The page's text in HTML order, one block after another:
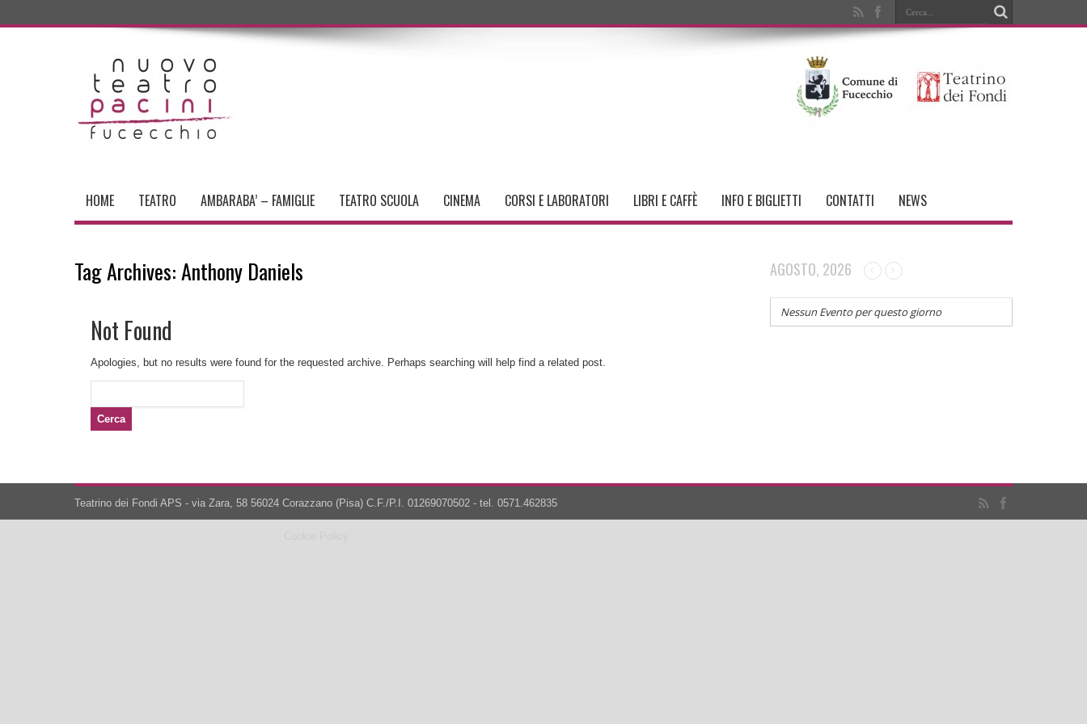
HOME TEATRO AMBARABA’ – FAMIGLIE TEATRO SCUOLA CINEMA CORSI E LABORATORI LIBRI E CAFFÈ INFO E BIGLIETTI CONTATTI NEWS
Tag Archives:Anthony Daniels
Not Found
Apologies, but no results were found for the requested archive. Perhaps searching will help find a related post.
AGOSTO, 2026
Nessun Evento per questo giorno
Teatrino dei Fondi APS - via Zara, 58 56024 Corazzano (Pisa) C.F./P.I. 01269070502 - tel. 0571.462835